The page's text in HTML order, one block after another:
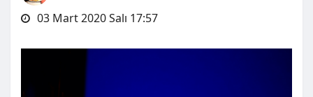
03 Mart 2020 Salı 17:57